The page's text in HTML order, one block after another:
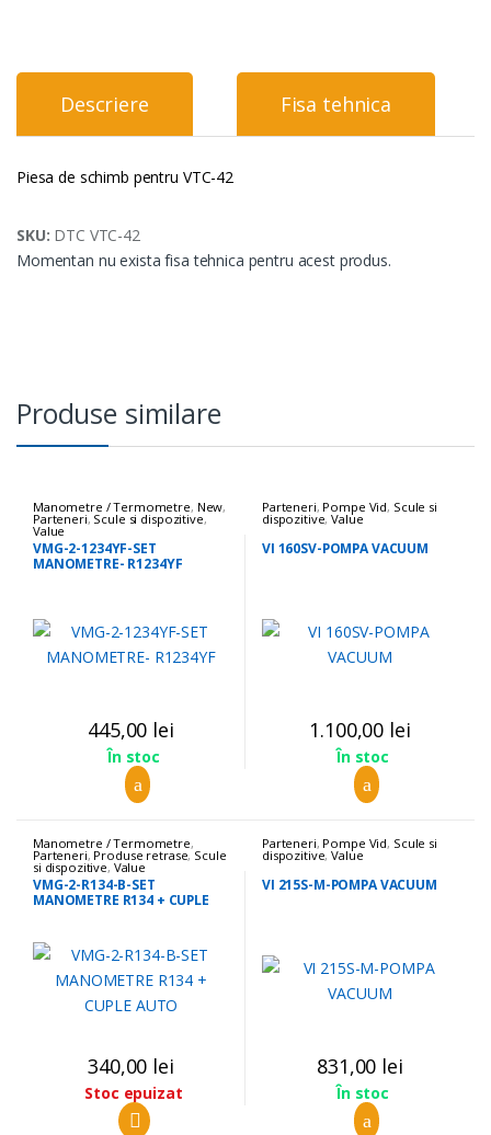
Descriere Fisa tehnica
Piesa de schimb pentru VTC-42
SKU: DTC VTC-42
Momentan nu exista fisa tehnica pentru acest produs.
Produse similare
Manometre / Termometre, New,
Parteneri, Scule si dispozitive,
Value
VMG-2-1234YF-SET
MANOMETRE- R1234YF
445,00 lei
În stoc
Parteneri, Pompe Vid, Scule si
dispozitive,Value
VI 160SV-POMPA VACUUM
1.100,00 lei
În stoc
Manometre / Termometre,
Parteneri, Produse retrase, Scule
si dispozitive, Value
VMG-2-R134-B-SET
MANOMETRE R134 + CUPLE
340,00 lei
Stoc epuizat
Parteneri, Pompe Vid, Scule si
dispozitive,Value
VI 215S-M-POMPA VACUUM
831,00 lei
În stoc